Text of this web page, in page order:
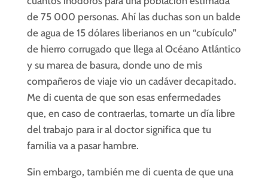
de 75 000 personas. Ahí las duchas son un balde
de agua de 15 dólares liberianos en un “cubículo”
de hierro corrugado que llega al Océano Atlántico
y su marea de basura, donde uno de mis
compañeros de viaje vio un cadáver decapitado.
Me di cuenta de que son esas enfermedades
que, en caso de contraerlas, tomarte un día libre
del trabajo para ir al doctor significa que tu
familia va a pasar hambre.
Sin embargo, también me di cuenta de que una